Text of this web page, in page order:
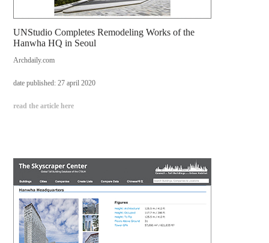
UNStudio Completes Remodeling Works of the
Hanwha HQ in Seoul
Archdaily.com
date published: 27 april 2020
read the article here